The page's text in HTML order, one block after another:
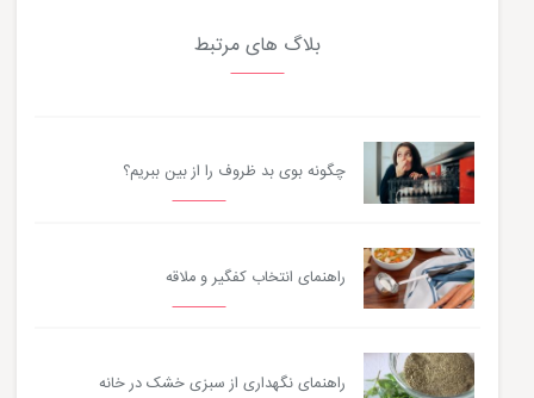
بلاگ های مرتبط
چگونه بوی بد ظروف را از بین ببریم؟
راهنمای انتخاب کفگیر و ملاقه
راهنمای نگهداری از سبزی خشک در خانه